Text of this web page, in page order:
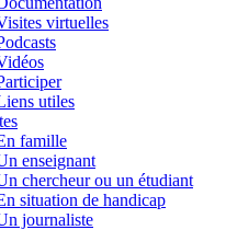
virtuelles
utiles
famille
enseignant
chercheur ou un étudiant
situation de handicap
journaliste